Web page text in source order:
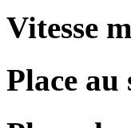
Vitesse
Place au